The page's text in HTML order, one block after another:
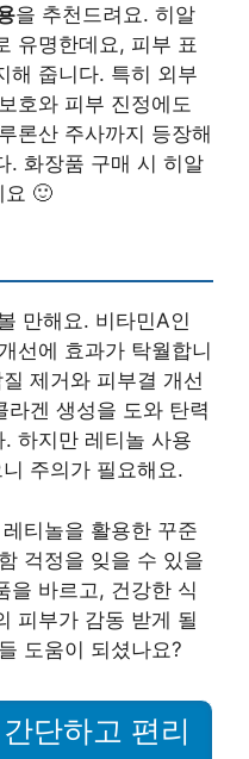
을 추천드려요. 히알
유명한데요, 피부 표
해 줍니다. 특히 외부
호와 피부 진정에도
론산 주사까지 등장해
. 화장품 구매 시 히알
요 🙂
만해요. 비타민A인
선에 효과가 탁월합니
제거와 피부결 개선
겐 생성을 도와 탄력
하지만 레티놀 사용
주의가 필요해요.
티놀을 활용한 꾸준
걱정을 잊을 수 있을
을 바르고, 건강한 식
피부가 감동 받게 될
도움이 되셨나요?
단하고 편리